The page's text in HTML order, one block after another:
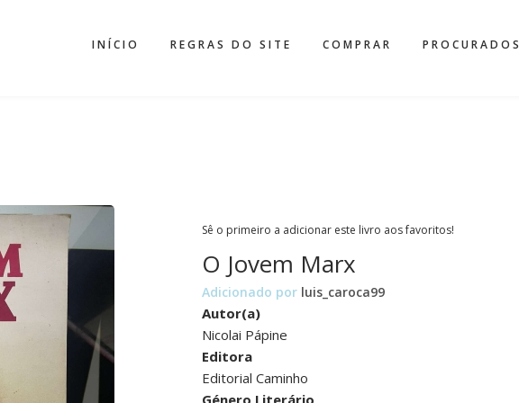
INÍCIO REGRAS DO SITE COMPRAR PROCURADOS
Sê o primeiro a adicionar este livro aos favoritos!
O Jovem Marx
Adicionado por luis_caroca99
Autor(a)
Nicolai Pápine
Editora
Editorial Caminho
Género Literário